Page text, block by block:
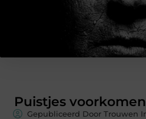
Puistjes
Gepubliceerd Door Trouwen